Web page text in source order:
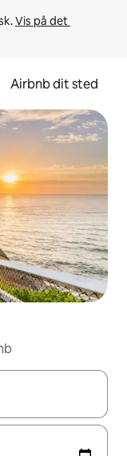
Vis på det
Airbnb dit sted
navigere med